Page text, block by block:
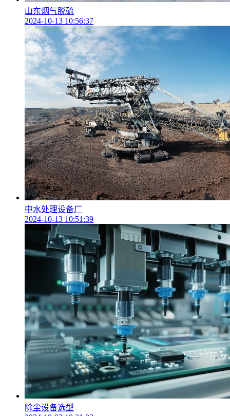
山东烟气脱硫
2024-10-13 10:56:37
中水处理设备厂
2024-10-13 10:51:39
除尘设备选型